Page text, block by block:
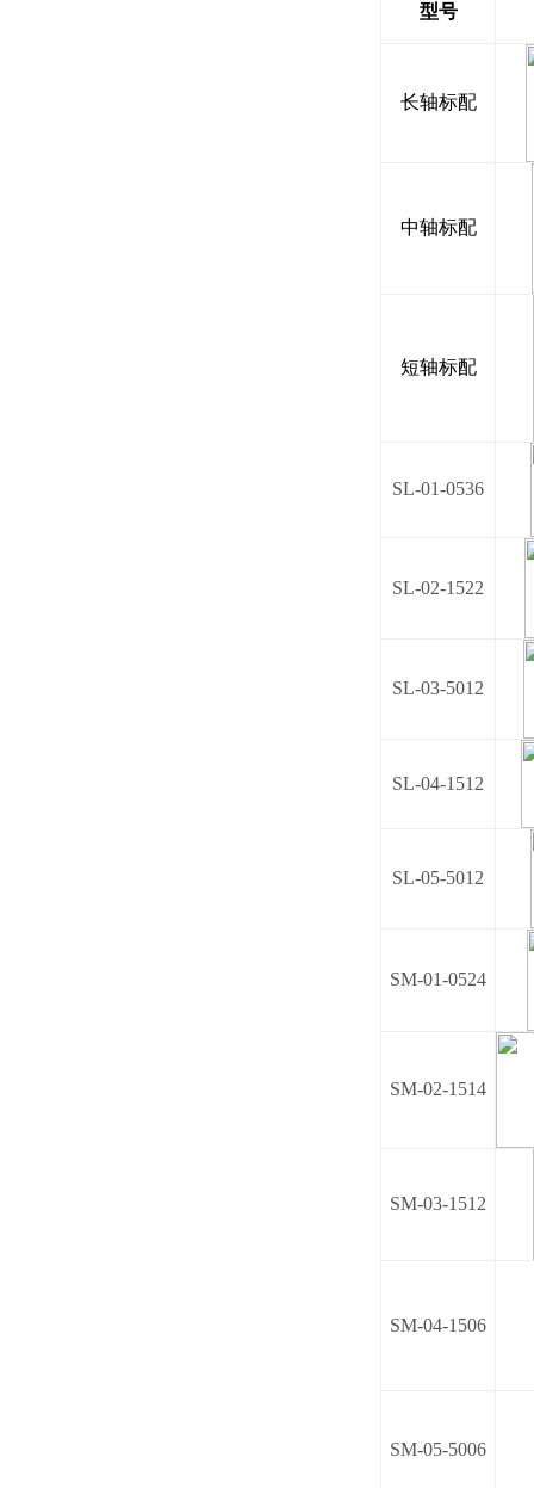
型号
长轴标配
中轴标配
短轴标配
SL-01-0536
SL-02-1522
SL-03-5012
SL-04-1512
SL-05-5012
SM-01-0524
SM-02-1514
SM-03-1512
SM-04-1506
SM-05-5006